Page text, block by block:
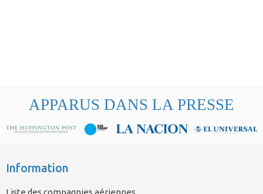
APPARUS DANS LA PRESSE
Information